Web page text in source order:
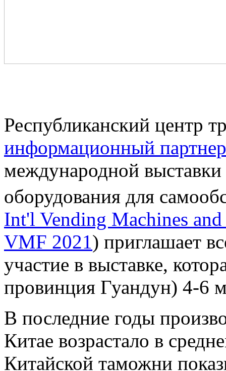
Республиканский центр
информационный партнер
международной выставки
оборудования для
Int'l Vending Machines
VMF 2021) приглашает
участие в выставке,
провинция Гуандун) 4-6
В последние годы
Китае возрастало в
Китайской таможни